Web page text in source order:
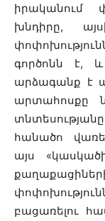
իրականում
խնդիրը,
գործոնն է,
արձագանք է
արտահոսքը
հանածո
այս
բացառելու